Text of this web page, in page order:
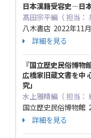
日本漢籍受容史―日
髙田宗平編（ 担当：
八木書店 2022年11月
詳細を見る
『国立歴史民俗博物
広橋家旧蔵文書を中
究」
水上雅晴編（ 担当：
国立歴史民俗博物館
詳細を見る